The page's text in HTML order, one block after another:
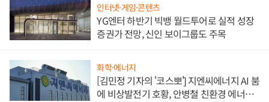
인터넷·게임·콘텐츠
YG엔터 하반기 빅뱅 월드투어로 실적 성장
증권가 전망, 신인 보이그룹도 주목
화학·에너지
[김민정 기자의 '코스뽀'] 지엔씨에너지 AI 붐
에 비상발전기 호황, 안병철 친환경 에너지